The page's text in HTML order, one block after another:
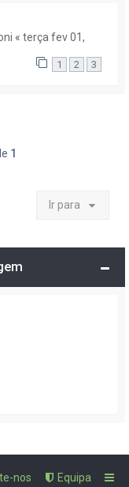
« terça fev 01,
1 2 3
1
Ir para
Equipa
nos